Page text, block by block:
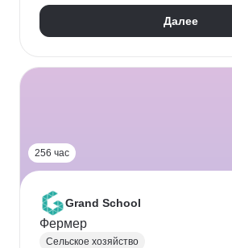
Далее
256 час
Grand School
Фермер
Сельское хозяйство